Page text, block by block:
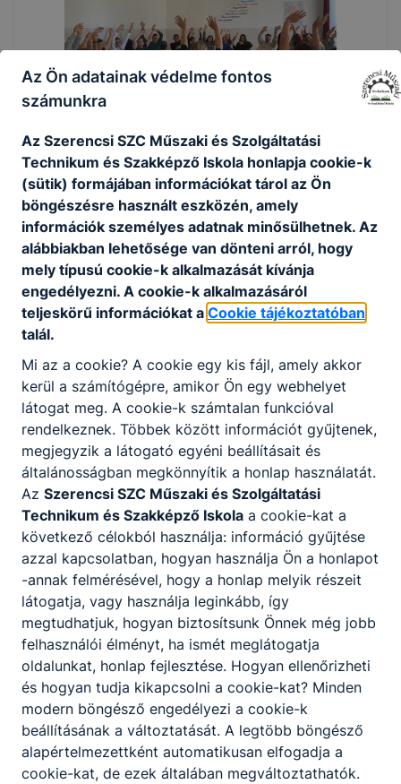
Az Ön adatainak védelme fontos
számunkra
Az Szerencsi SZC Műszaki és Szolgáltatási
Technikum és Szakképző Iskola honlapja cookie-k
(sütik) formájában információkat tárol az Ön
böngészésre használt eszközén, amely
információk személyes adatnak minősülhetnek. Az
alábbiakban lehetősége van dönteni arról, hogy
mely típusú cookie-k alkalmazását kívánja
engedélyezni. A cookie-k alkalmazásáról
teljeskörű információkat a Cookie tájékoztatóban
talál.
Mi az a cookie? A cookie egy kis fájl, amely akkor
kerül a számítógépre, amikor Ön egy webhelyet
látogat meg. A cookie-k számtalan funkcióval
rendelkeznek. Többek között információt gyűjtenek,
megjegyzik a látogató egyéni beállításait és
általánosságban megkönnyítik a honlap használatát.
Az Szerencsi SZC Műszaki és Szolgáltatási
Technikum és Szakképző Iskola a cookie-kat a
következő célokból használja: információ gyűjtése
azzal kapcsolatban, hogyan használja Ön a honlapot
-annak felmérésével, hogy a honlap melyik részeit
látogatja, vagy használja leginkább, így
megtudhatjuk, hogyan biztosítsunk Önnek még jobb
felhasználói élményt, ha ismét meglátogatja
oldalunkat, honlap fejlesztése. Hogyan ellenőrizheti
és hogyan tudja kikapcsolni a cookie-kat? Minden
modern böngésző engedélyezi a cookie-k
beállításának a változtatását. A legtöbb böngésző
alapértelmezettként automatikusan elfogadja a
cookie-kat, de ezek általában megváltoztathatók.